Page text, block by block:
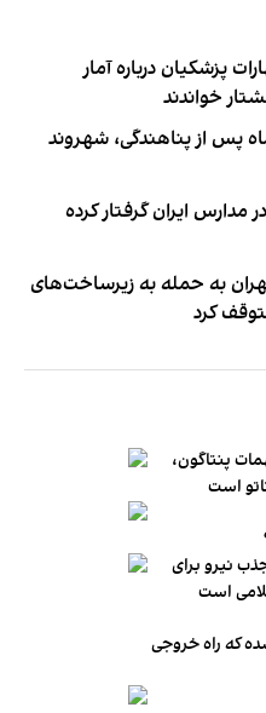
پزشکیان درباره آمار
خواندند
زن ایرانی ۵ ماه پس از پناهندگی، شهروند
مدارس ایران گرفتار کرده
به حمله به زیرساخت‌های
کرد
پنتاگون،
است
نیرو برای
است
که راه خروجی